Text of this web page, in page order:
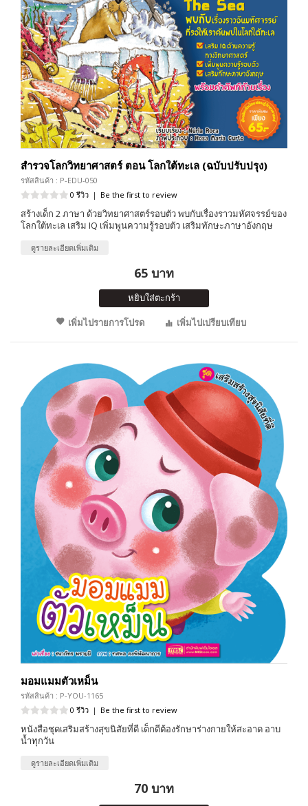
สำรวจโลกวิทยาศาสตร์ ตอน โลกใต้ทะเล (ฉบับปรับปรุง)
รหัสสินค้า : P-EDU-050
0 รีวิว | Be the first to review
สร้างเด็ก 2 ภาษา ด้วยวิทยาศาสตร์รอบตัว พบกับเรื่องราวมหัศจรรย์ของ
โลกใต้ทะเล เสริม IQ เพิ่มพูนความรู้รอบตัว เสริมทักษะภาษาอังกฤษ
ดูรายละเอียดเพิ่มเติม
65 บาท
หยิบใส่ตะกร้า
เพิ่มไปรายการโปรด
เพิ่มไปเปรียบเทียบ
มอมแมมตัวเหม็น
รหัสสินค้า : P-YOU-1165
0 รีวิว | Be the first to review
หนังสือชุดเสริมสร้างสุขนิสัยที่ดี เด็กดีต้องรักษาร่างกายให้สะอาด อาบ
น้ำทุกวัน
ดูรายละเอียดเพิ่มเติม
70 บาท